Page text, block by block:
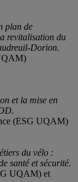
plan de
revitalisation du
Dorion.
et la mise en
(ESG UQAM)
du vélo :
santé et sécurité.
UQAM) et